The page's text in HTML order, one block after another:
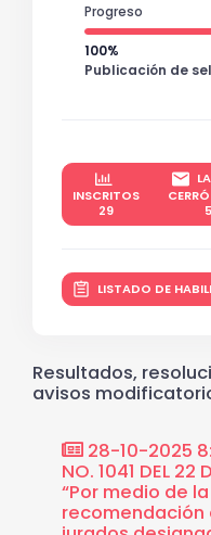
Progreso
100%
Publicación de
INSCRITOS
29
LISTADO DE
Resultados,
avisos
28-10-2025
NO. 1041 DEL 22
“Por medio de